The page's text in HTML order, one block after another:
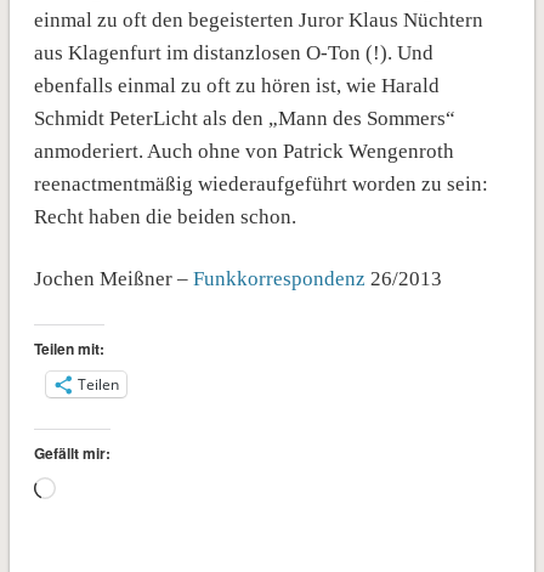
einmal zu oft den begeisterten Juror Klaus Nüchtern
aus Klagenfurt im distanzlosen O-Ton (!). Und
ebenfalls einmal zu oft zu hören ist, wie Harald
Schmidt PeterLicht als den „Mann des Sommers“
anmoderiert. Auch ohne von Patrick Wengenroth
reenactmentmäßig wiederaufgeführt worden zu sein:
Recht haben die beiden schon.
Jochen Meißner – Funkkorrespondenz 26/2013
Teilen mit:
Teilen
Gefällt mir:
Wird